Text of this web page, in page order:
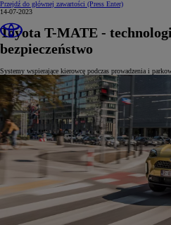
Przejdź do głównej zawartości (Press Enter)
14-07-2023
Toyota T-MATE -
bezpieczeństwo
Systemy wspierające kierowcę podczas prowadzenia i